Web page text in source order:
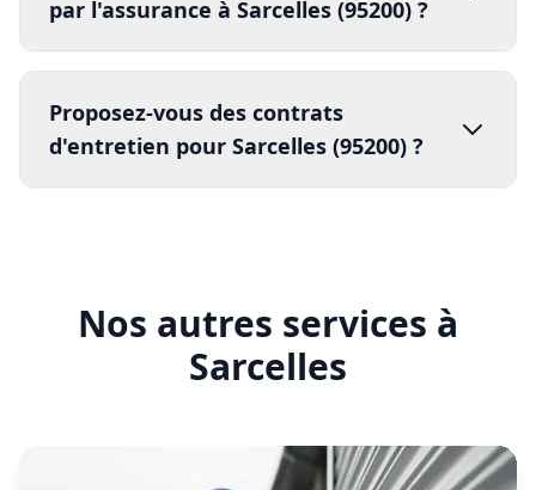
80% les risques de panne
Nos autres services à
Sarcelles